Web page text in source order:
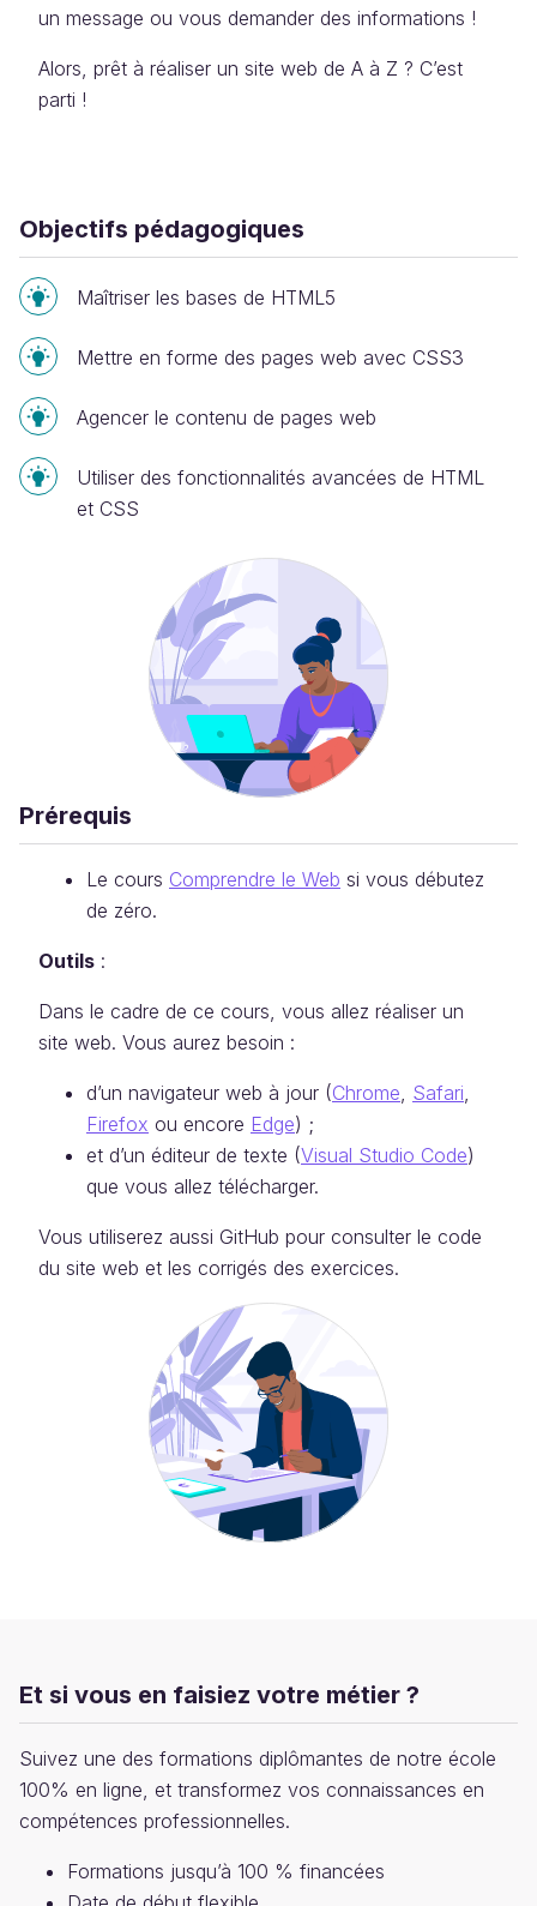
un message ou vous demander des informations !
Alors, prêt à réaliser un site web de A à Z ? C’est
parti !
Objectifs pédagogiques
Maîtriser les bases de HTML5
Mettre en forme des pages web avec CSS3
Agencer le contenu de pages web
Utiliser des fonctionnalités avancées de HTML
et CSS
Prérequis
Le cours Comprendre le Web si vous débutez
de zéro.
Outils :
Dans le cadre de ce cours, vous allez réaliser un
site web. Vous aurez besoin :
d’un navigateur web à jour (Chrome, Safari,
Firefox ou encore Edge) ;
et d’un éditeur de texte (Visual Studio Code)
que vous allez télécharger.
Vous utiliserez aussi GitHub pour consulter le code
du site web et les corrigés des exercices.
Et si vous en faisiez votre métier ?
Suivez une des formations diplômantes de notre école
100% en ligne, et transformez vos connaissances en
compétences professionnelles.
Formations jusqu’à 100 % financées